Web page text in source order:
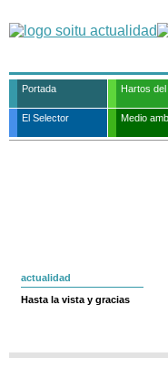
Portada Hartos
El Selector Medio
actualidad
Hasta la vista y gracias